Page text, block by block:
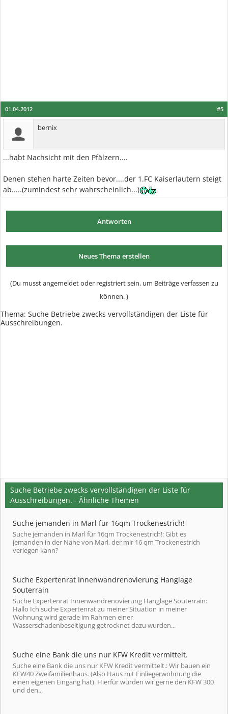
#5
01.04.2012
bernix
...habt Nachsicht mit den Pfälzern....
Denen stehen harte Zeiten bevor....der 1.FC Kaiserlautern steigt
ab.....(zumindest sehr wahrscheinlich...)
Antworten
Neues Thema erstellen
(Du musst angemeldet oder registriert sein, um Beiträge verfassen zu
können. )
Thema: Suche Betriebe zwecks vervollständigen der Liste für
Ausschreibungen.
Suche Betriebe zwecks vervollständigen der Liste für
Ausschreibungen. - Ähnliche Themen
Suche jemanden in Marl für 16qm Trockenestrich!
Suche jemanden in Marl für 16qm Trockenestrich!: Gibt es
jemanden in der Nähe von Marl, der mir 16 qm Trockenestrich
verlegen kann?
Suche Expertenrat Innenwandrenovierung Hanglage
Souterrain
Suche Expertenrat Innenwandrenovierung Hanglage Souterrain:
Hallo Ich suche Expertenrat zu meiner Situation in meiner
Wohnung wird gerade im Rahmen einer
Wasserschadenbeseitigung getrocknet dazu wurden...
Suche eine Bank die uns nur KFW Kredit vermittelt.
Suche eine Bank die uns nur KFW Kredit vermittelt.: Wir bauen ein
KFW40 Zweifamilienhaus. (Also Haus mit Einliegerwohnung die
einen eigenen Eingang hat). Hierfür würden wir gerne den KFW 300
und den...